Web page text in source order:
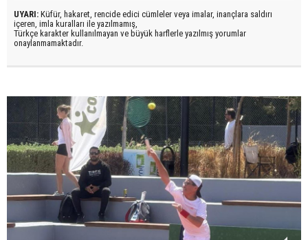
UYARI: Küfür, hakaret, rencide edici cümleler veya imalar, inançlara saldırı
içeren, imla kuralları ile yazılmamış,
Türkçe karakter kullanılmayan ve büyük harflerle yazılmış yorumlar
onaylanmamaktadır.